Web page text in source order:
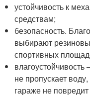
устойчивость к
средствам;
безопасность.
выбирают
спортивных
влагоустойчивость
не пропускает
гараже не